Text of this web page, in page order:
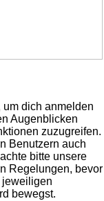
um dich anmelden
Augenblicken
zuzugreifen.
Benutzern auch
bitte unsere
Regelungen, bevor
jeweiligen
bewegst.